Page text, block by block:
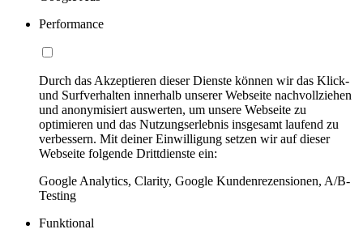
Performance
Durch das Akzeptieren dieser Dienste können wir das Klick-
und Surfverhalten innerhalb unserer Webseite nachvollziehen
und anonymisiert auswerten, um unsere Webseite zu
optimieren und das Nutzungserlebnis insgesamt laufend zu
verbessern. Mit deiner Einwilligung setzen wir auf dieser
Webseite folgende Drittdienste ein:
Google Analytics, Clarity, Google Kundenrezensionen, A/B-
Testing
Funktional